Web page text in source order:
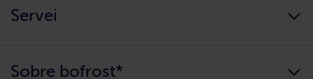
Servei
Arribem a casa teva?
Sobre bofrost*